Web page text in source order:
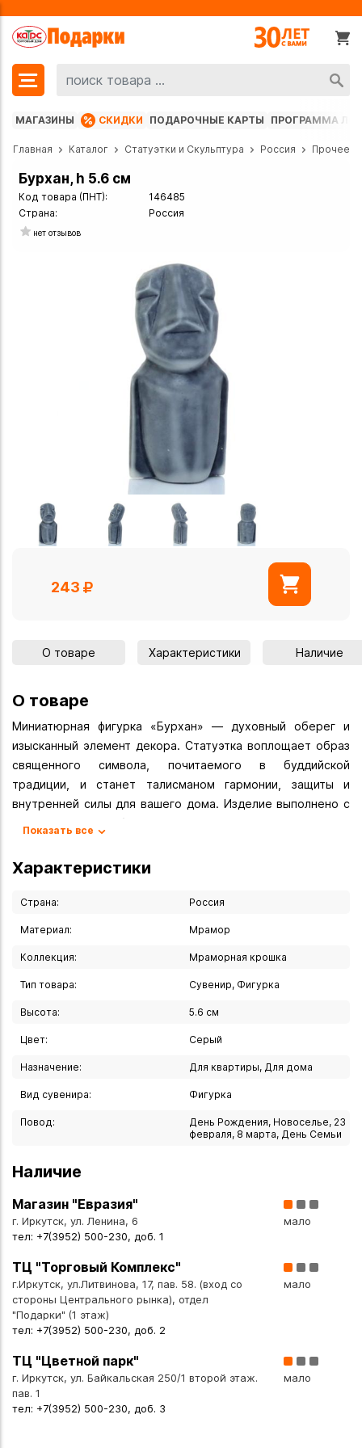
МАГАЗИНЫ СКИДКИ ПОДАРОЧНЫЕ КАРТЫ ПРОГРАММА
Главная Каталог Статуэтки и Скульптура Россия Прочее
Бурхан, h 5.6 см
Код товара (ПНТ):
146485
Страна:
Россия
нет отзывов
243
О товаре Характеристики Наличие
О товаре
Миниатюрная фигурка «Бурхан» — духовный оберег и
изысканный элемент декора. Статуэтка воплощает образ
священного символа, почитаемого в буддийской
традиции, и станет талисманом гармонии, защиты и
внутренней силы для вашего дома. Изделие выполнено с
деликатной проработкой деталей: спокойное выражение
умиротворения.
Материал — мраморная крошка — придаёт статуэтке
благородный вид. Серый цвет универсален: фигурка
минимализма и скандинавского до этно и бохо.
Где разместить:
духовной атмосферы;
- на книжной полке или стеллаже — как акцентный
- на рабочем столе — для обретения душевного
равновесия и концентрации;
спокойствию и крепкому сну);
культурными традициями;
- в офисе — на столе или полке для поддержания
- в коллекции духовных символов и оберегов.
Особенности изделия:
высота 5,6 см — компактный размер для размещения на
материал — мраморная крошка: прочная, влагостойкая,
устойчива к выцветанию;
серый цвет — легко сочетается с разными оттенками и
Показать все
Характеристики
Страна: Россия
Материал: Мрамор
Коллекция: Мраморная крошка
Тип товара: Сувенир, Фигурка
Высота: 5.6 см
Цвет: Серый
Назначение: Для квартиры, Для дома
Вид сувенира: Фигурка
Повод:
День Рождения, Новоселье, 23
февраля, 8 марта, День Семьи
Наличие
Магазин "Евразия"
г. Иркутск, ул. Ленина, 6
тел: +7(3952) 500-230, доб. 1
мало
ТЦ "Торговый Комплекс"
г.Иркутск, ул.Литвинова, 17, пав. 58. (вход со
стороны Центрального рынка), отдел
"Подарки" (1 этаж)
тел: +7(3952) 500-230, доб. 2
мало
ТЦ "Цветной парк"
г. Иркутск, ул. Байкальская 250/1 второй этаж.
пав. 1
тел: +7(3952) 500-230, доб. 3
мало